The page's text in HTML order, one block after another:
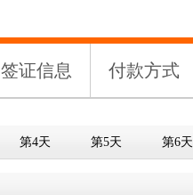
签证信息 付款方式
第4天 第5天 第6天